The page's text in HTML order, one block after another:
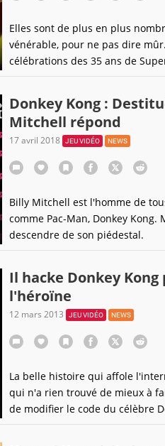
Elles sont de plus en plus
vénérable, pour ne pas dire
célébrations des 35 ans de
bien préparer quelque chose
Donkey Kong :
Mitchell répond
17 avril 2018 JEU VIDÉO NEWS
Billy Mitchell est l'homme de
comme Pac-Man, Donkey
descendre de son piédestal.
Il hacke Donkey
l'héroïne
12 mars 2013 JEU VIDÉO NEWS
La belle histoire qui affole
qui n'a rien trouvé de mieux à
de modifier le code du célèbre
de faire plaisir... à sa fille.